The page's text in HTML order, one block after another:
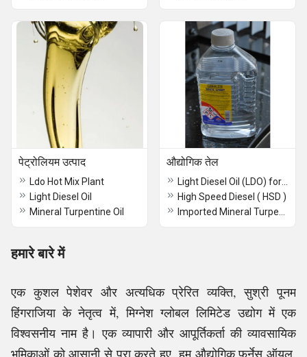
पेट्रोलियम उत्पाद
Ldo Hot Mix Plant
Light Diesel Oil
Mineral Turpentine Oil
औद्योगिक तेल
High Speed Diesel ( HSD )
हमारे बारे में
एक कुशल पेशेवर और अत्यधिक प्रेरित व्यक्ति, सुश्री पूनम
हिंगराजिया के नेतृत्व में, मिग्नेश ग्लोबल लिमिटेड उद्योग में एक
विश्वसनीय नाम है। एक व्यापारी और आपूर्तिकर्ता की व्यावसायिक
भूमिकाओं को आसानी से पूरा करते हुए, हम औद्योगिक फर्नेस ऑयल,